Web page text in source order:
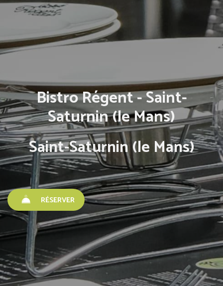
Bistro Régent - Saint-
Saturnin (le Mans)
Saint-Saturnin (le Mans)
RÉSERVER